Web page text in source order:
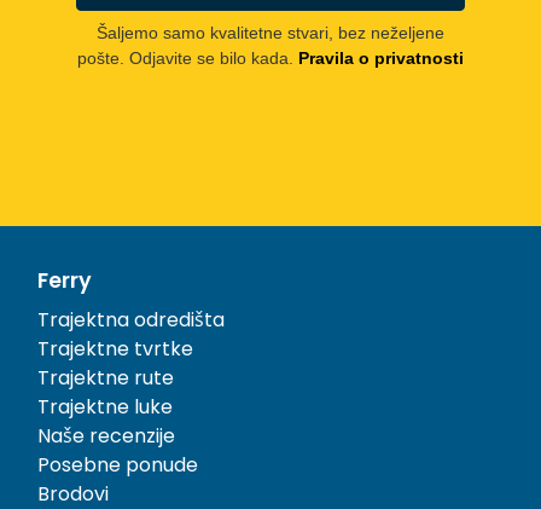
Šaljemo samo kvalitetne stvari, bez neželjene
pošte. Odjavite se bilo kada.
Pravila o privatnosti
Ferry
Trajektna odredišta
Trajektne tvrtke
Trajektne rute
Trajektne luke
Naše recenzije
Posebne ponude
Brodovi